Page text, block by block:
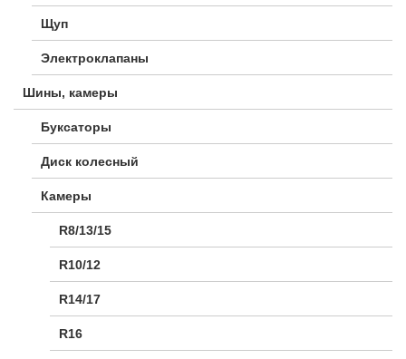
Щуп
Электроклапаны
Шины, камеры
Буксаторы
Диск колесный
Камеры
R8/13/15
R10/12
R14/17
R16